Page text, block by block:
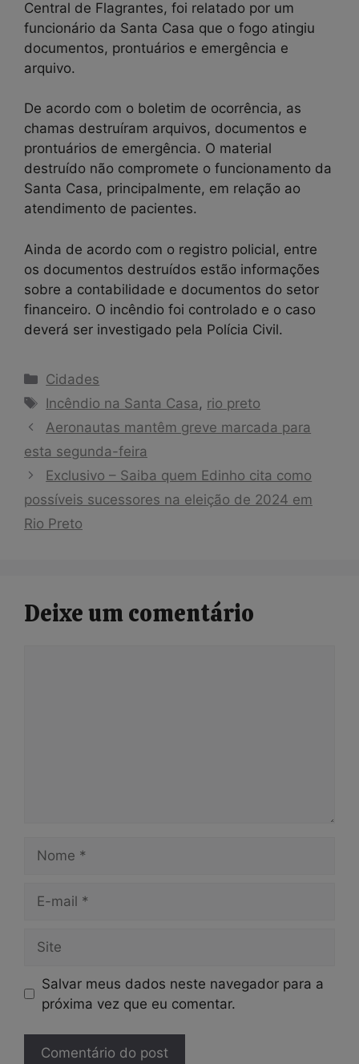
Central de Flagrantes, foi relatado por um
funcionário da Santa Casa que o fogo atingiu
documentos, prontuários e emergência e
arquivo.
De acordo com o boletim de ocorrência, as
chamas destruíram arquivos, documentos e
prontuários de emergência. O material
destruído não compromete o funcionamento da
Santa Casa, principalmente, em relação ao
atendimento de pacientes.
Ainda de acordo com o registro policial, entre
os documentos destruídos estão informações
sobre a contabilidade e documentos do setor
financeiro. O incêndio foi controlado e o caso
deverá ser investigado pela Polícia Civil.
Categorias
Cidades
Tags
Incêndio na Santa Casa , rio preto
Aeronautas mantêm greve marcada para
esta segunda-feira
Exclusivo – Saiba quem Edinho cita como
possíveis sucessores na eleição de 2024 em
Rio Preto
Deixe um comentário
mail
Salvar meus dados neste navegador para a
próxima vez que eu comentar.